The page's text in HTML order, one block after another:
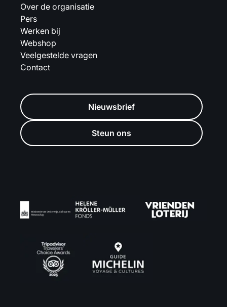
Over de organisatie
Pers
Werken bij
Webshop
Veelgestelde vragen
Contact
Nieuwsbrief
Steun ons